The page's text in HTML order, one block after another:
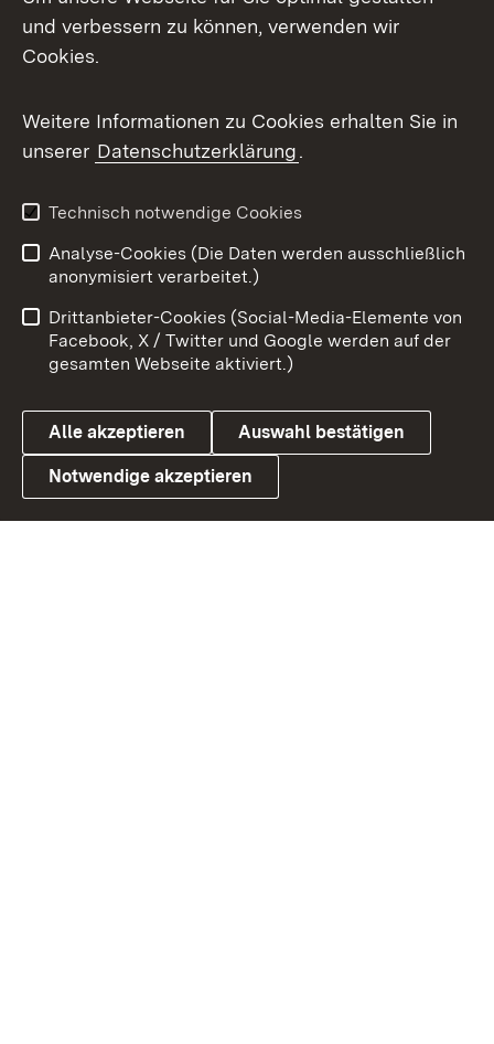
Mastodon
Messenger
Social Wall
X / Twitter
Youtube
Link zum Landesportal
Benutzungshinweise
Barrierefreiheit
Datenschutz
Cookies
und verbessern zu können, verwenden wir
Cookies.
Weitere Informationen zu Cookies erhalten Sie in
unserer Datenschutzerklärung.
Technisch notwendige Cookies
Analyse-Cookies (Die Daten werden ausschließlich
anonymisiert verarbeitet.)
Drittanbieter-Cookies (Social-Media-Elemente von
Facebook, X / Twitter und Google werden auf der
gesamten Webseite aktiviert.)
Alle akzeptieren Auswahl bestätigen
Notwendige akzeptieren